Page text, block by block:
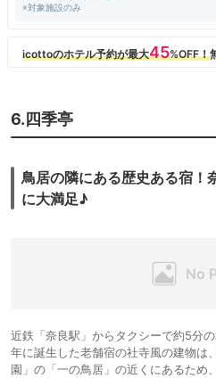
※対象施設のみ
6.四季亭
鳥居の隣にある歴史ある宿！
に大満足♪
近鉄「奈良駅」からタクシーで約5分
年に誕生した老舗宿の社寺風の建物は
園」の「一の鳥居」の近くにあるため